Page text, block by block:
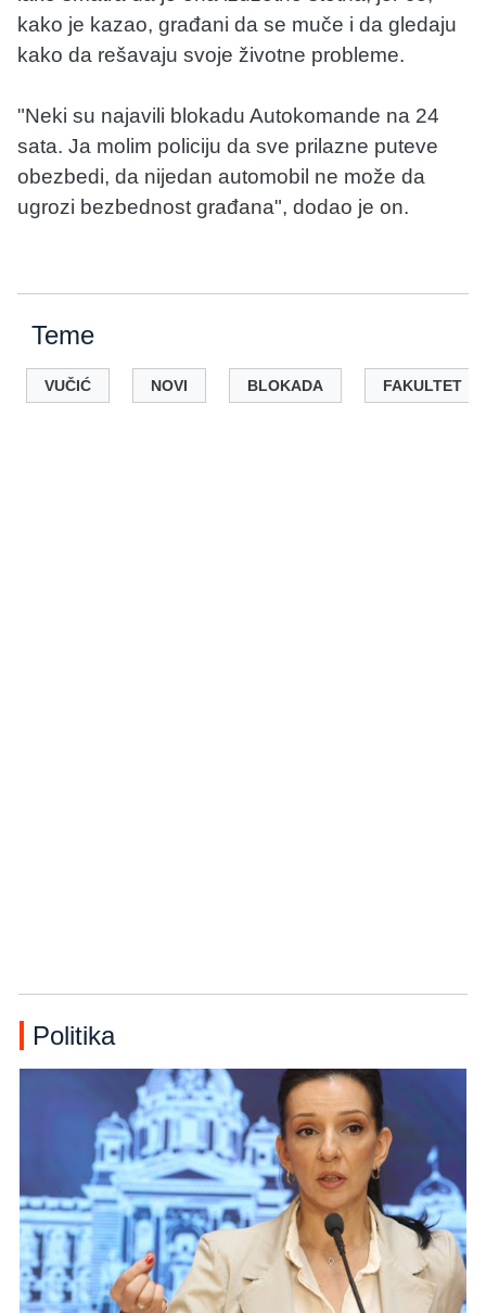
kako je kazao, građani da se muče i da gledaju
kako da rešavaju svoje životne probleme.
"Neki su najavili blokadu Autokomande na 24
sata. Ja molim policiju da sve prilazne puteve
obezbedi, da nijedan automobil ne može da
ugrozi bezbednost građana", dodao je on.
Teme
VUČIĆ NOVI BLOKADA FAKULTET
Politika